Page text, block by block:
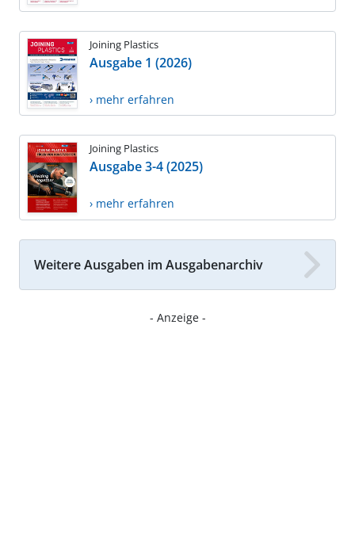
Joining Plastics
Ausgabe 1 (2026)
› mehr erfahren
Joining Plastics
Ausgabe 3-4 (2025)
› mehr erfahren
Weitere Ausgaben im Ausgabenarchiv
- Anzeige -